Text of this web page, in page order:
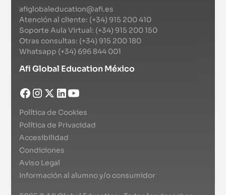
afiglobaleducation@afi.es
Atención al cliente: (+34) 915 200 410
Soporte Aula Virtual: (+34) 915 200 150
Otras consultas: (+34) 915 200 180
Whatsapp (+34) 696 844 001
Afi Global Education México
Política de Cookies
Política de Privacidad
Accesibilidad
Condiciones
Aviso Legal
Información al alumno y/o consumidor